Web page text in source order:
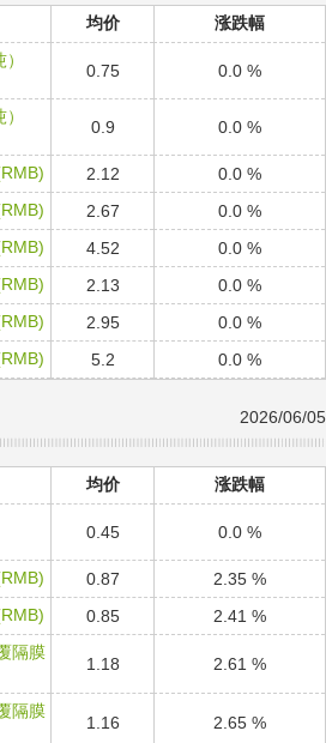
均价
涨跌幅
0.75 0.0 %
0.9 0.0 %
2.12
0.0 %
2.67
0.0 %
4.52
0.0 %
2.13
0.0 %
2.95
0.0 %
5.2 0.0 %
2026/06/05
均价
涨跌幅
0.45 0.0 %
0.87
2.35 %
0.85
2.41 %
隔膜
1.18 2.61 %
隔膜
1.16 2.65 %